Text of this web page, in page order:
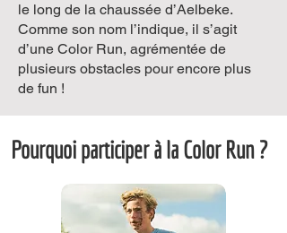
le long de la chaussée d’Aelbeke.
Comme son nom l’indique, il s’agit
d’une Color Run, agrémentée de
plusieurs obstacles pour encore plus
de fun !
Pourquoi participer à la Color Run ?